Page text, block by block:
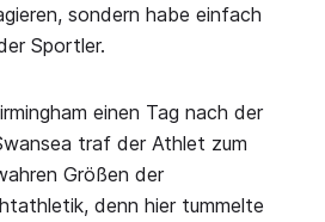
sondern habe einfach
Sportler.
einen Tag nach der
traf der Athlet zum
Größen der
denn hier tummelte